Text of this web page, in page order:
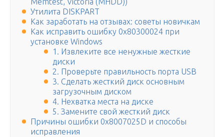
Утилита DISKPART
Как заработать на отзывах: советы новичкам
Как исправить ошибку 0x80300024 при
установке Windows
1. Извлеките все ненужные жесткие
диски
2. Проверьте правильность порта USB
3. Сделать жесткий диск основным
загрузочным диском
4. Нехватка места на диске
5. Замените свой жесткий диск
Причины ошибки 0x8007025D и способы
исправления